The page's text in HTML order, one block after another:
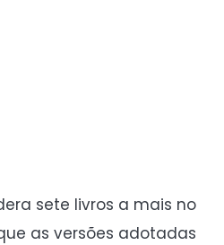
sete livros a mais no
as versões adotadas